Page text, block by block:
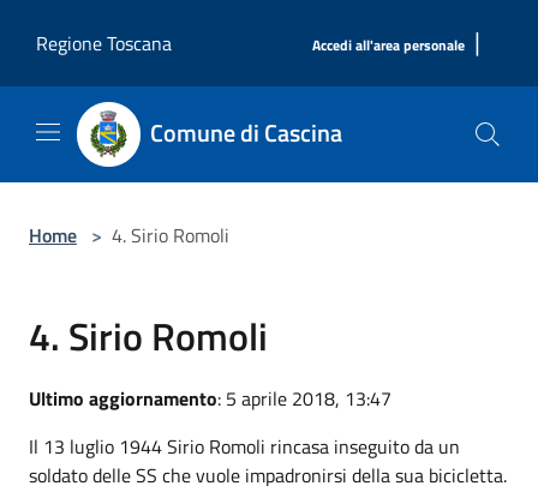
Regione Toscana
Accedi all'area personale |
Comune di Cascina
Home > 4. Sirio Romoli
4. Sirio Romoli
Ultimo aggiornamento: 5 aprile 2018, 13:47
Il 13 luglio 1944 Sirio Romoli rincasa inseguito da un
soldato delle SS che vuole impadronirsi della sua bicicletta.